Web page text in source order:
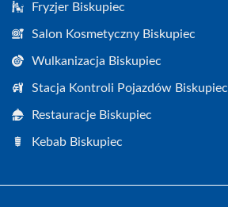
Fryzjer Biskupiec
Salon Kosmetyczny Biskupiec
Wulkanizacja Biskupiec
Stacja Kontroli Pojazdów Biskupiec
Restauracje Biskupiec
Kebab Biskupiec